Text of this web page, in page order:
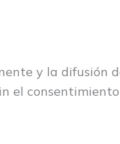
y la difusión
el